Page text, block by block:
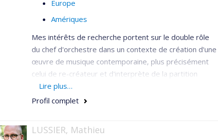
Europe
Amériques
Mes intérêts de recherche portent sur le double rôle
du chef d'orchestre dans un contexte de création d'une
œuvre de musique contemporaine, plus précisément
celui de re-créateur et d'interprète de la partition
musicale. D'une part, le chef est l'intermédiaire et le
communicateur des intentions du compositeur et,
un outil efficace de synchronisation, mais demeure un
Lire plus…
Profil complet
LUSSIER, Mathieu